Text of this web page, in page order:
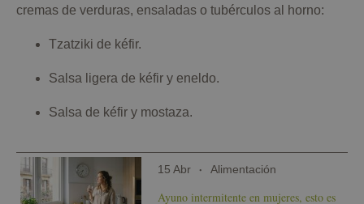
cremas de verduras, ensaladas o tubérculos al horno:
Tzatziki de kéfir.
Salsa ligera de kéfir y eneldo.
Salsa de kéfir y mostaza.
15 Abr Alimentación
Ayuno intermitente en mujeres, esto es